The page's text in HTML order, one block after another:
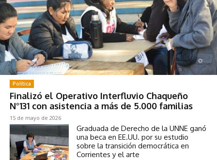
Política
Finalizó el Operativo Interfluvio Chaqueño
N°131 con asistencia a más de 5.000 familias
15 de mayo de 2026
Graduada de Derecho de la UNNE ganó
una beca en EE.UU. por su estudio
sobre la transición democrática en
Corrientes y el arte